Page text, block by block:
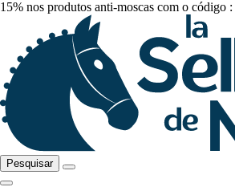
15% nos produtos anti-moscas com o código :
Pesquisar